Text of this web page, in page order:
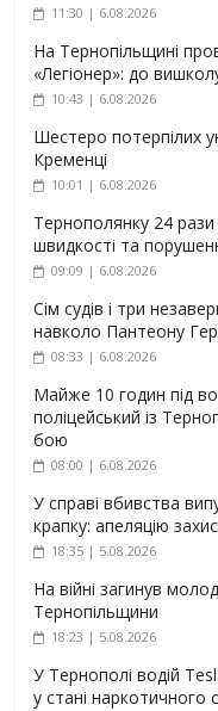
11:30 | 6.08.2026
На Тернопільщині
«Легіонер»: до
10:43 | 6.08.2026
Шестеро потерпілих
Кременці
10:01 | 6.08.2026
Тернополянку 24
швидкості та
09:09 | 6.08.2026
Сім судів і три
навколо Пантеону
08:33 | 6.08.2026
Майже 10 годин під
поліцейський із
бою
08:00 | 6.08.2026
У справі вбивства
крапку: апеляцію
18:35 | 5.08.2026
На війні загинув
Тернопільщини
18:23 | 5.08.2026
У Тернополі водій
у стані наркотичного